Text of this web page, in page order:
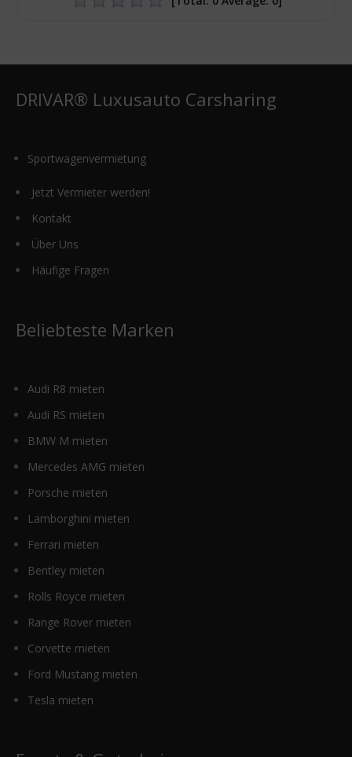
DRIVAR® Luxusauto Carsharing
Sportwagenvermietung
Jetzt Vermieter werden!
Kontakt
Über Uns
Häufige Fragen
Beliebteste Marken
Audi R8 mieten
Audi RS mieten
BMW M mieten
Mercedes AMG mieten
Porsche mieten
Lamborghini mieten
Ferrari mieten
Bentley mieten
Rolls Royce mieten
Range Rover mieten
Corvette mieten
Ford Mustang mieten
Tesla mieten